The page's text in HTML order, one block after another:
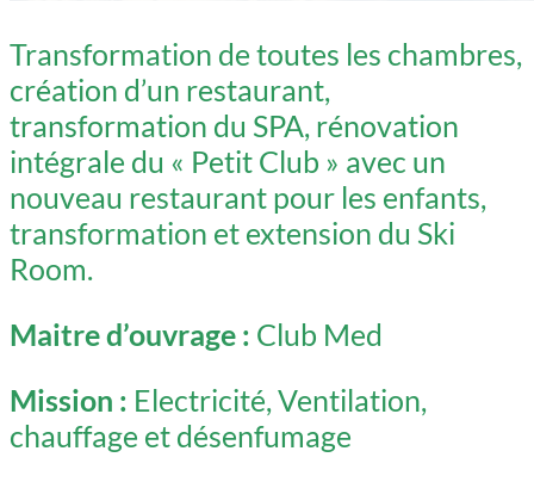
Transformation de toutes les chambres,
création d’un restaurant,
transformation du SPA, rénovation
intégrale du « Petit Club » avec un
nouveau restaurant pour les enfants,
transformation et extension du Ski
Room.
Maitre d’ouvrage : Club Med
Mission : Electricité, Ventilation,
chauffage et désenfumage